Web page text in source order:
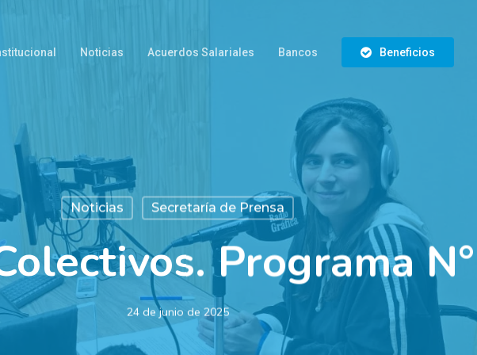
Noticias Acuerdos Salariales Bancos Beneficios
Noticias Secretaría de Prensa
Programa
24 de junio de 2025